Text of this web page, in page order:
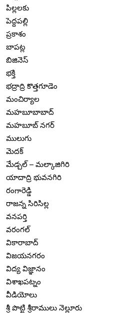
పిల్లలకు
పెద్దపల్లి
ప్రకాశం
బాపట్ల
బిజినెస్
భక్తి
భద్రాద్రి కొత్తగూడెం
మంచిర్యాల
మహబూబాబాద్
మహబూబ్ నగర్
ములుగు
మెదక్
మేడ్చల్ – మల్కాజిగిరి
యాదాద్రి భువనగిరి
రంగారెడ్డి
రాజన్న సిరిసిల్ల
వనపర్తి
వరంగల్
వికారాబాద్
విజయనగరం
విద్య విజ్ఞానం
విశాఖపట్నం
వీడియోలు
శ్రీ పొట్టి శ్రీరాములు నెల్లూరు